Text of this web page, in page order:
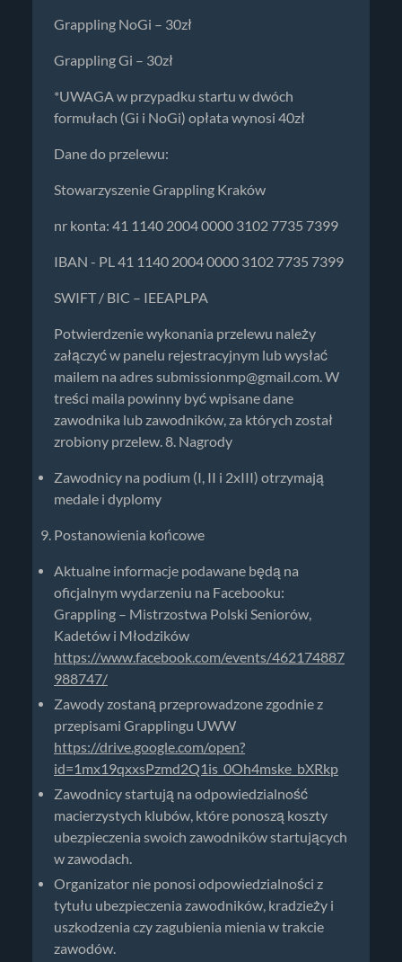
Grappling NoGi – 30zł
Grappling Gi – 30zł
*UWAGA w przypadku startu w dwóch
formułach (Gi i NoGi) opłata wynosi 40zł
Dane do przelewu:
Stowarzyszenie Grappling Kraków
nr konta: 41 1140 2004 0000 3102 7735 7399
IBAN - PL 41 1140 2004 0000 3102 7735 7399
SWIFT / BIC – IEEAPLPA
Potwierdzenie wykonania przelewu należy
załączyć w panelu rejestracyjnym lub wysłać
mailem na adressubmissionmp@gmail.com. W
treści maila powinny być wpisane dane
zawodnika lub zawodników, za których został
zrobiony przelew. 8. Nagrody
Zawodnicy na podium (I, II i 2xIII) otrzymają
medale i dyplomy
Postanowienia końcowe
Aktualne informacje podawane będą na
oficjalnym wydarzeniu na Facebooku:
Grappling – Mistrzostwa Polski Seniorów,
Kadetów i Młodzików
https://www.facebook.com/events/462174887
988747/
Zawody zostaną przeprowadzone zgodnie z
przepisami Grapplingu UWW
https://drive.google.com/open?
id=1mx19qxxsPzmd2Q1is_0Oh4mske_bXRkp
Zawodnicy startują na odpowiedzialność
macierzystych klubów, które ponoszą koszty
ubezpieczenia swoich zawodników startujących
w zawodach.
Organizator nie ponosi odpowiedzialności z
tytułu ubezpieczenia zawodników, kradzieży i
uszkodzenia czy zagubienia mienia w trakcie
zawodów.